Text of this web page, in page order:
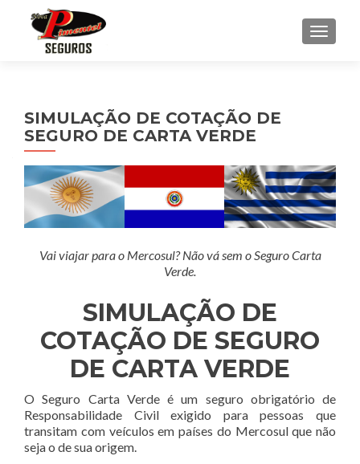
SIMULAÇÃO DE COTAÇÃO DE
SEGURO DE CARTA VERDE
Vai viajar para o Mercosul? Não vá sem o Seguro Carta
Verde.
SIMULAÇÃO DE
COTAÇÃO DE SEGURO
DE CARTA VERDE
O Seguro Carta Verde é um seguro obrigatório de
Responsabilidade Civil exigido para pessoas que
transitam com veículos em países do Mercosul que não
seja o de sua origem.